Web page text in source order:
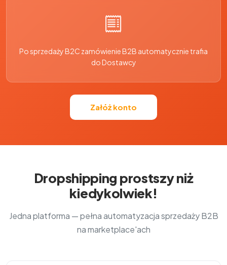
Po sprzedaży B2C zamówienie B2B automatycznie trafia
do Dostawcy
Załóż konto
Dropshipping prostszy niż
kiedykolwiek!
Jedna platforma — pełna automatyzacja sprzedaży B2B
na marketplace'ach